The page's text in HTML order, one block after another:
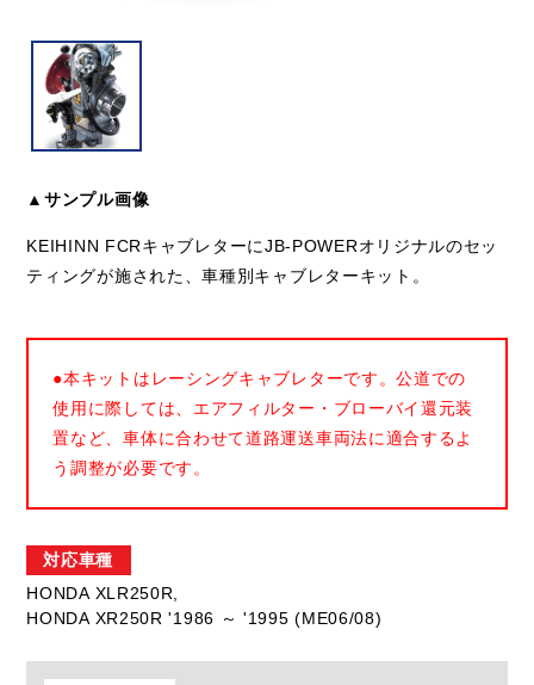
▲サンプル画像
KEIHINN FCRキャブレターにJB-POWERオリジナルのセッ
ティングが施された、車種別キャブレターキット。
●本キットはレーシングキャブレターです。公道での
使用に際しては、エアフィルター・ブローバイ還元装
置など、車体に合わせて道路運送車両法に適合するよ
う調整が必要です。
対応車種
HONDA XLR250R,
HONDA XR250R '1986 ～ '1995 (ME06/08)